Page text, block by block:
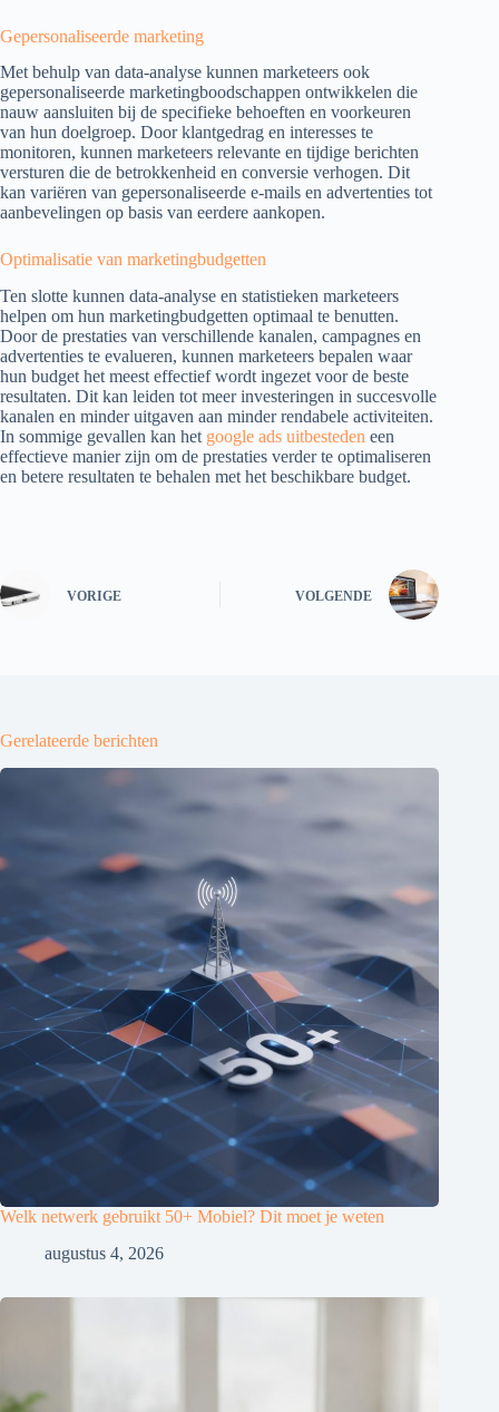
Gepersonaliseerde marketing
Met behulp van data-analyse kunnen marketeers ook
gepersonaliseerde marketingboodschappen ontwikkelen die
nauw aansluiten bij de specifieke behoeften en voorkeuren
van hun doelgroep. Door klantgedrag en interesses te
monitoren, kunnen marketeers relevante en tijdige berichten
versturen die de betrokkenheid en conversie verhogen. Dit
kan variëren van gepersonaliseerde e-mails en advertenties tot
aanbevelingen op basis van eerdere aankopen.
Optimalisatie van marketingbudgetten
Ten slotte kunnen data-analyse en statistieken marketeers
helpen om hun marketingbudgetten optimaal te benutten.
Door de prestaties van verschillende kanalen, campagnes en
advertenties te evalueren, kunnen marketeers bepalen waar
hun budget het meest effectief wordt ingezet voor de beste
resultaten. Dit kan leiden tot meer investeringen in succesvolle
kanalen en minder uitgaven aan minder rendabele activiteiten.
In sommige gevallen kan het google ads uitbesteden een
effectieve manier zijn om de prestaties verder te optimaliseren
en betere resultaten te behalen met het beschikbare budget.
VORIGE VOLGENDE
Gerelateerde berichten
Welk netwerk gebruikt 50+ Mobiel? Dit moet je weten
augustus 4, 2026